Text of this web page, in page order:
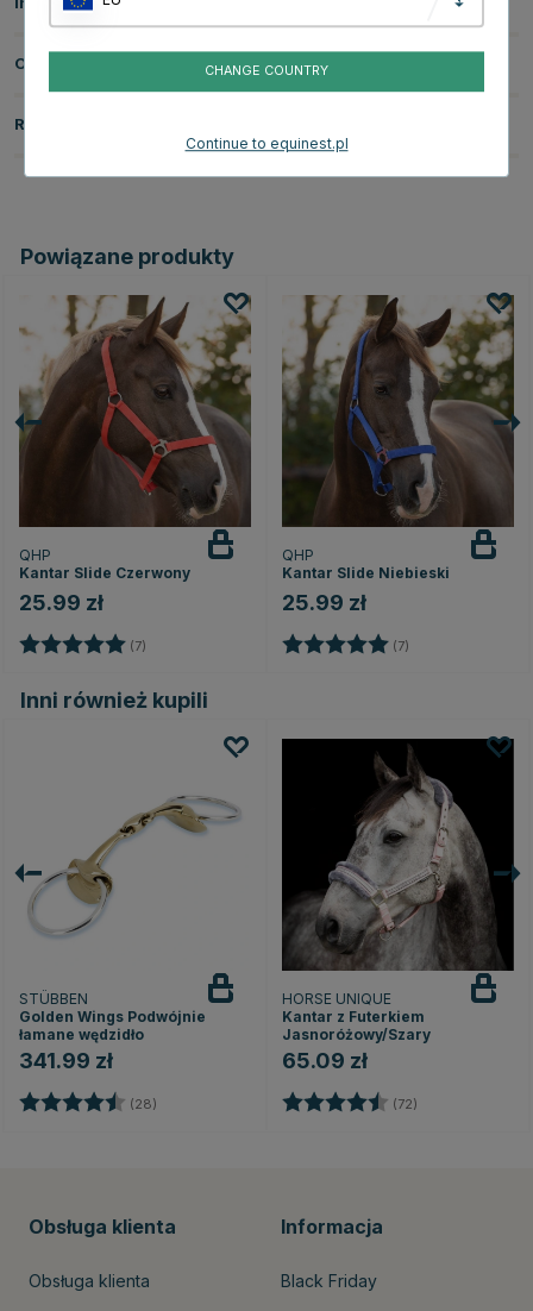
O producencie
Recenzje
Powiązane produkty
QHP
Kantar Slide Czerwony
25.99 zł
Ocena: (7)
QHP
Kantar Slide Niebieski
25.99 zł
Ocena: (7)
Inni również kupili
STÜBBEN
Golden Wings Podwójnie
łamane wędzidło
341.99 zł
Ocena: (28) 4.4 na 5 gwiazdek
HORSE UNIQUE
Kantar z Futerkiem
Jasnoróżowy/Szary
65.09 zł
Ocena: (72)
Obsługa klienta
Obsługa klienta
Informacja
Black Friday
CHANGE COUNTRY
Continue to equinest.pl